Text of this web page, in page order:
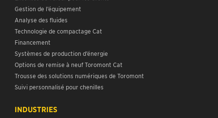
Gestion de l’équipement
Analyse des fluides
Technologie de compactage Cat
Financement
Systèmes de production d’énergie
Options de remise à neuf Toromont Cat
Trousse des solutions numériques de Toromont
Suivi personnalisé pour chenilles
INDUSTRIES